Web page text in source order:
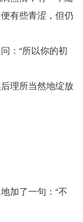
有些青涩，但仍
：“所以你的初
理所当然地绽放
加了一句：“不